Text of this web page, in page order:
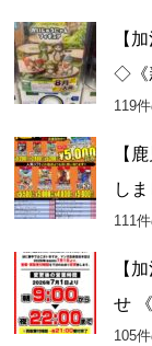
【
◇《
119
【
し
111
【
せ
105